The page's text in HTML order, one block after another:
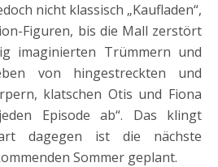
nicht klassisch „Kaufladen“,
Figuren, bis die Mall zerstört
imaginierten Trümmern und
von hingestreckten und
klatschen Otis und Fiona
Episode ab“. Das klingt
dagegen ist die nächste
Sommer geplant.